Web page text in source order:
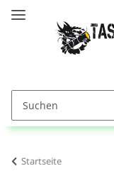
Startseite